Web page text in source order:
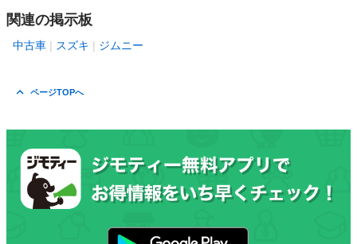
関連の掲示板
中古車 スズキ ジムニー
ページTOPへ